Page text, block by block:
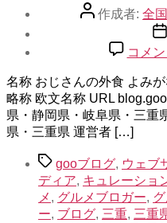
投 作成者: 全
投
稿
お
さ
ん
の
外
へ
の
コメ
名称 おじさんの外食 よみ
略称 欧文名称 URL
県・静岡県・岐阜県・三重
県・三重県 運営者 […]
タ
グ
gooブログ, ウェブ
ディア, キュレーショ
メ , グルメブロガー,
ー, ブログ, 三重, 三重